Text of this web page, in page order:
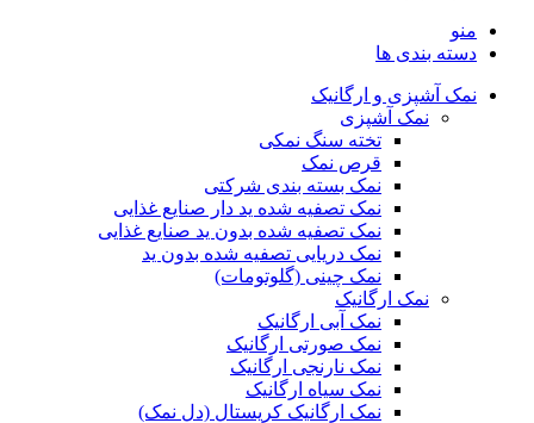
منو
دسته بندی ها
نمک آشپزی و ارگانیک
نمک آشپزی
تخته سنگ نمکی
قرص نمک
نمک بسته بندی شرکتی
نمک تصفیه شده ید دار صنایع غذایی
نمک تصفیه شده بدون ید صنایع غذایی
نمک دریایی تصفیه شده بدون ید
نمک چینی (گلوتومات)
نمک ارگانیک
نمک آبی ارگانیک
نمک صورتی ارگانیک
نمک نارنجی ارگانیک
نمک سیاه ارگانیک
نمک ارگانیک کریستال (دل نمک)